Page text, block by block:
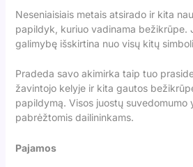
Neseniaisiais metais atsirado ir kita
papildyk, kuriuo vadinama bežikrūpe.
galimybę išskirtina nuo visų kitų
Pradeda savo akimirka taip tuo
žavintojo kelyje ir kita gautos
papildymą. Visos juostų suvedomumo
pabrėžtomis dailininkams.
Pajamos